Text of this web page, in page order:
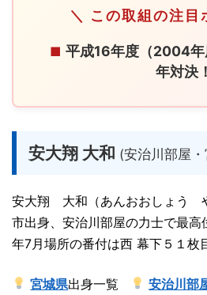
＼ この取組の注目
■ 平成16年度（2004
年対決！
安大翔 大和 (安治川部屋
安大翔 大和（あんおおしょう
市出身、安治川部屋の力士で最
年7月場所の番付は西 幕下５１枚
宮城県出身一覧 安治川部